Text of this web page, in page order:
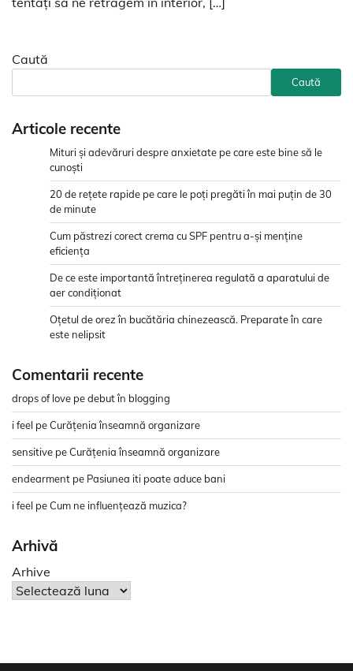
Caută
Caută
Articole recente
Mituri și adevăruri despre anxietate pe care este bine să le
cunoști
20 de rețete rapide pe care le poți pregăti în mai puțin de 30
de minute
Cum păstrezi corect crema cu SPF pentru a-și menține
eficiența
De ce este importantă întreținerea regulată a aparatului de
aer condiționat
Oțetul de orez în bucătăria chinezească. Preparate în care
este nelipsit
Comentarii recente
drops of love pedebut în blogging
i feel peCurățenia înseamnă organizare
sensitive peCurățenia înseamnă organizare
endearment pe Pasiunea iti poate aduce bani
i feel peCum ne influențează muzica?
Arhivă
Arhive